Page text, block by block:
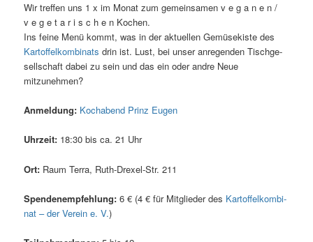
Wir tref­fen uns 1 x im Monat zum gemein­sa­men v e g a n e n /
v e g e t a r i s c h e n Kochen.
Ins fei­ne Menü kommt, was in der aktu­el­len Gemü­se­kis­te des
Kar­tof­fel­kom­bi­nats drin ist. Lust, bei unser anre­gen­den Tisch­ge­
sell­schaft dabei zu sein und das ein oder and­re Neue
mitzunehmen?
Anmel­dung: Koch­abend Prinz Eugen
Uhr­zeit: 18:30 bis ca. 21 Uhr
Ort: Raum Ter­ra, Ruth-Dre­xel-Str. 211
Spen­den­emp­feh­lung: 6 € (4 € für Mit­glie­der des Kar­tof­fel­kom­bi­
nat – der Ver­ein e. V.)